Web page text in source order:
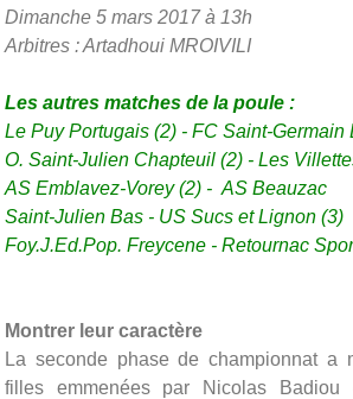
Dimanche 5 mars 2017 à 13h
Arbitres : Artadhoui MROIVILI
Les autres matches de la poule :
Le Puy Portugais (2) - FC Saint-Germain
O. Saint-Julien Chapteuil (2) - Les
AS Emblavez-Vorey (2) - AS Beauzac
Saint-Julien Bas - US Sucs et Lignon (3)
Foy.J.Ed.Pop. Freycene - Retournac
Montrer leur caractère
La seconde phase de championnat a
filles emmenées par Nicolas Badiou